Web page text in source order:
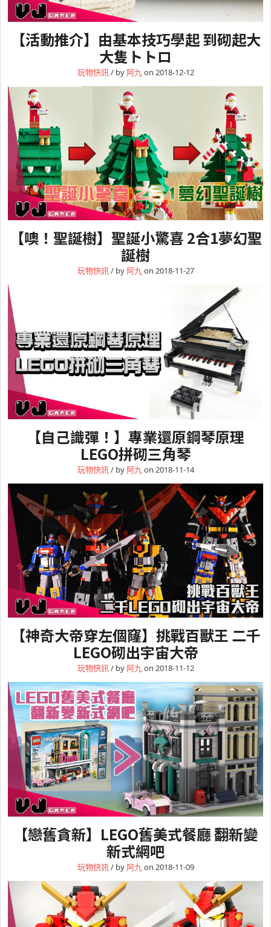
【活動推介】由基本技巧學起 到砌起大
大隻トトロ
玩物快訊/ by 阿九on 2018-12-12
【噢！聖誕樹】聖誕小驚喜 2合1夢幻聖
誕樹
玩物快訊/ by 阿九on 2018-11-27
【自己識彈！】專業還原鋼琴原理
LEGO拼砌三角琴
玩物快訊/ by 阿九on 2018-11-14
【神奇大帝穿左個窿】挑戰百獸王 二千
LEGO砌出宇宙大帝
玩物快訊/ by 阿九on 2018-11-12
【戀舊貪新】LEGO舊美式餐廳 翻新變
新式網吧
玩物快訊/ by 阿九on 2018-11-09